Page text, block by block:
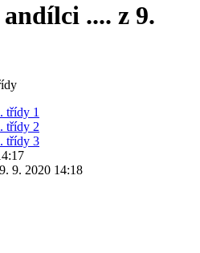
.... z 9.
9. 2020 14:18